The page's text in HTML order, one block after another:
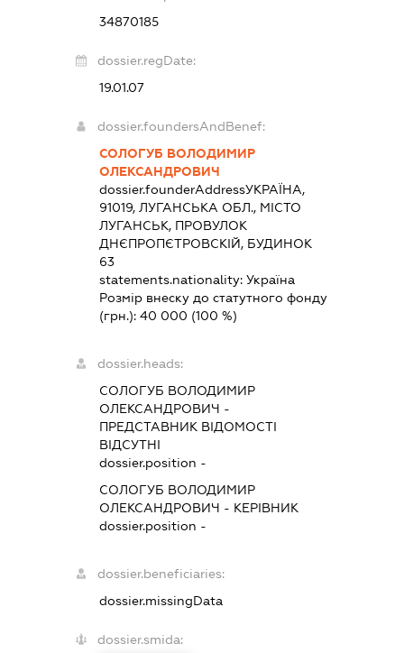
34870185
dossier.regDate:
19.01.07
dossier.foundersAndBenef:
СОЛОГУБ ВОЛОДИМИР
ОЛЕКСАНДРОВИЧ
dossier.founderAddressУКРАЇНА,
91019, ЛУГАНСЬКА ОБЛ., МІСТО
ЛУГАНСЬК, ПРОВУЛОК
ДНЄПРОПЄТРОВСКІЙ, БУДИНОК
63
statements.nationality: Україна
Розмір внеску до статутного фонду
(грн.): 40 000 (100 %)
dossier.heads:
СОЛОГУБ ВОЛОДИМИР
ОЛЕКСАНДРОВИЧ -
ПРЕДСТАВНИК ВІДОМОСТІ
ВІДСУТНІ
dossier.position -
СОЛОГУБ ВОЛОДИМИР
ОЛЕКСАНДРОВИЧ - КЕРІВНИК
dossier.position -
dossier.beneficiaries:
dossier.missingData
dossier.smida: